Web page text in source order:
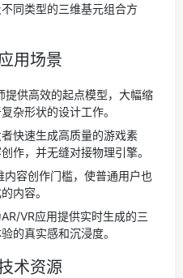
同类型的三维基元组合方
用场景
提供高效的起点模型，大幅缩
杂形状的设计工作。
快速生成高质量的游戏素
作，并无缝对接物理引擎。
内容创作门槛，使普通用户也
内容。
AR/VR应用提供实时生成的三
的真实感和沉浸度。
术资源